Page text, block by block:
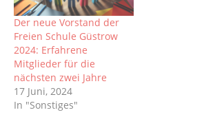
Der neue Vorstand der
Freien Schule Güstrow
2024: Erfahrene
Mitglieder für die
nächsten zwei Jahre
17 Juni, 2024
In "Sonstiges"